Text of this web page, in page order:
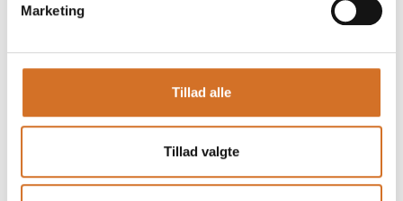
Marketing
Tillad alle
Tillad valgte